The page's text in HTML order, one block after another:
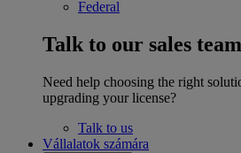
Federal
Talk to our sales team
Need help choosing the right
upgrading your license?
Talk to us
Vállalatok számára